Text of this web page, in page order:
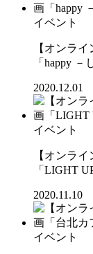
イベント
【オンラ
「happy
2020.12.01
イベント
【オンラ
「LIGHT
2020.11.10
イベント